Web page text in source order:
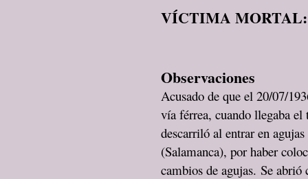
VÍCTIMA MORTAL:
Observaciones
Acusado de que el 20/07/
vía férrea, cuando llegaba
descarriló al entrar en
(Salamanca), por haber
cambios de agujas. Se abrió